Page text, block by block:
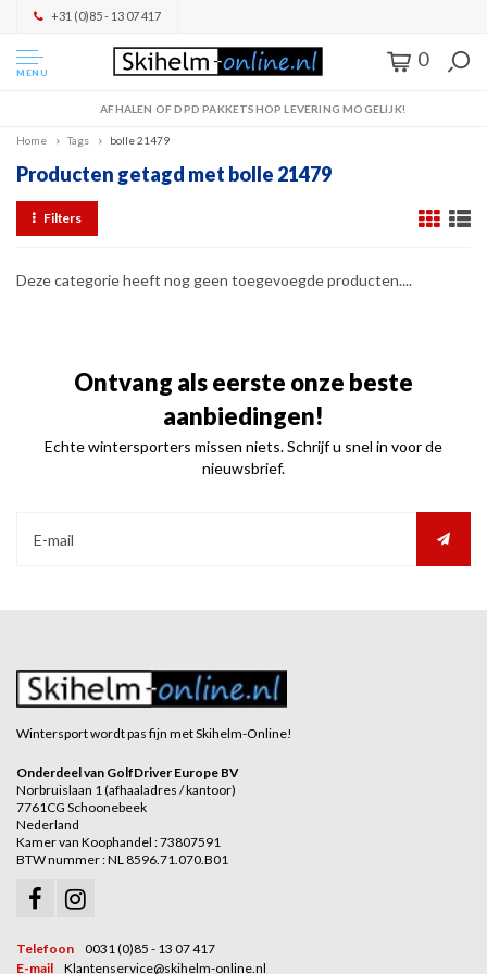
+31 (0)85 - 13 07 417
MENU
0
AFHALEN OF DPD PAKKETSHOP LEVERING MOGELIJK!
Home Tags bolle 21479
Producten getagd met bolle 21479
Filters
Deze categorie heeft nog geen toegevoegde producten....
Ontvang als eerste onze beste
aanbiedingen!
Echte wintersporters missen niets. Schrijf u snel in voor de
nieuwsbrief.
Wintersport wordt pas fijn met Skihelm-Online!
Onderdeel van GolfDriver Europe BV
Norbruislaan 1 (afhaaladres / kantoor)
7761CG Schoonebeek
Nederland
Kamer van Koophandel : 73807591
BTW nummer : NL 8596.71.070.B01
Telefoon
0031 (0)85 - 13 07 417
E-mail
Klantenservice@skihelm-online.nl